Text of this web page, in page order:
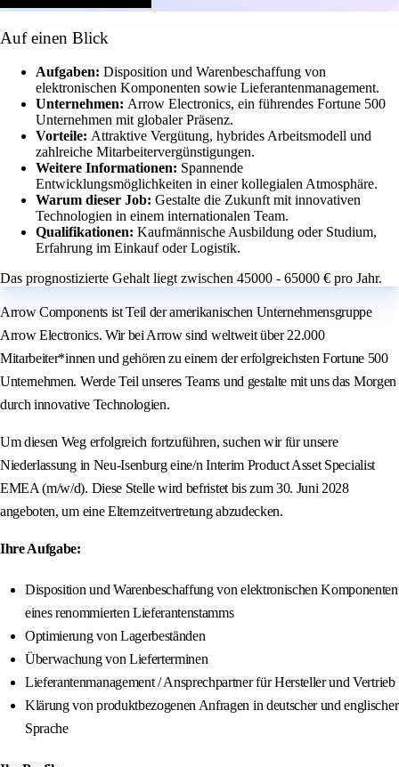
Auf einen Blick
Aufgaben: Disposition und Warenbeschaffung von
elektronischen Komponenten sowie Lieferantenmanagement.
Unternehmen: Arrow Electronics, ein führendes Fortune 500
Unternehmen mit globaler Präsenz.
Vorteile: Attraktive Vergütung, hybrides Arbeitsmodell und
zahlreiche Mitarbeitervergünstigungen.
Weitere Informationen: Spannende
Entwicklungsmöglichkeiten in einer kollegialen Atmosphäre.
Warum dieser Job: Gestalte die Zukunft mit innovativen
Technologien in einem internationalen Team.
Qualifikationen: Kaufmännische Ausbildung oder Studium,
Erfahrung im Einkauf oder Logistik.
Das prognostizierte Gehalt liegt zwischen 45000 - 65000 € pro Jahr.
Arrow Components ist Teil der amerikanischen Unternehmensgruppe
Arrow Electronics. Wir bei Arrow sind weltweit über 22.000
Mitarbeiter*innen und gehören zu einem der erfolgreichsten Fortune 500
Unternehmen. Werde Teil unseres Teams und gestalte mit uns das Morgen
durch innovative Technologien.
Um diesen Weg erfolgreich fortzuführen, suchen wir für unsere
Niederlassung in Neu-Isenburg eine/n Interim Product Asset Specialist
EMEA (m/w/d). Diese Stelle wird befristet bis zum 30. Juni 2028
angeboten, um eine Elternzeitvertretung abzudecken.
Ihre Aufgabe:
Disposition und Warenbeschaffung von elektronischen Komponenten
eines renommierten Lieferantenstamms
Optimierung von Lagerbeständen
Überwachung von Lieferterminen
Lieferantenmanagement / Ansprechpartner für Hersteller und Vertrieb
Klärung von produktbezogenen Anfragen in deutscher und englischer
Sprache